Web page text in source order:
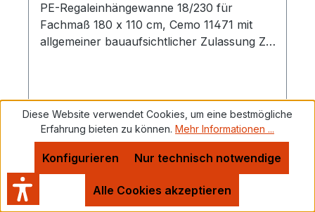
PE-Regaleinhängewanne 18/230 für
Fachmaß 180 x 110 cm, Cemo 11471 mit
allgemeiner bauaufsichtlicher Zulassung Z-
hergestellt aus hochwertigem Polyethylen
(PE) hohe chemische Beständigkeit die PE-
Regaleingängewannen liegen auf den
Regaltraversen auf und werden dort sicher
gehalten optimal geeignet für Europaletten
(120 x 80 cm) beladene Paletten können
Verkaufspreis:
EUR 456.32 Regulärer Preis:
EUR 518.54 (12% gespart)
Diese Website verwendet Cookies, um eine bestmögliche
Erfahrung bieten zu können. Mehr Informationen ...
Nur technisch notwendige
Konfigurieren
Alle Cookies akzeptieren